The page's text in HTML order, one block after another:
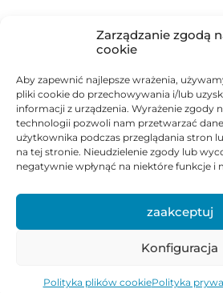
Zarządzanie zgodą
cookie
Aby zapewnić najlepsze wrażenia,
pliki cookie do przechowywania i/lub
informacji z urządzenia. Wyrażenie zgody
technologii pozwoli nam przetwarzać
użytkownika podczas przeglądania stron
na tej stronie. Nieudzielenie zgody lub
negatywnie wpłynąć na niektóre funkcje i
zaakceptuj
Konfiguracja
Polityka plików cookiePolityka
Portuguese(